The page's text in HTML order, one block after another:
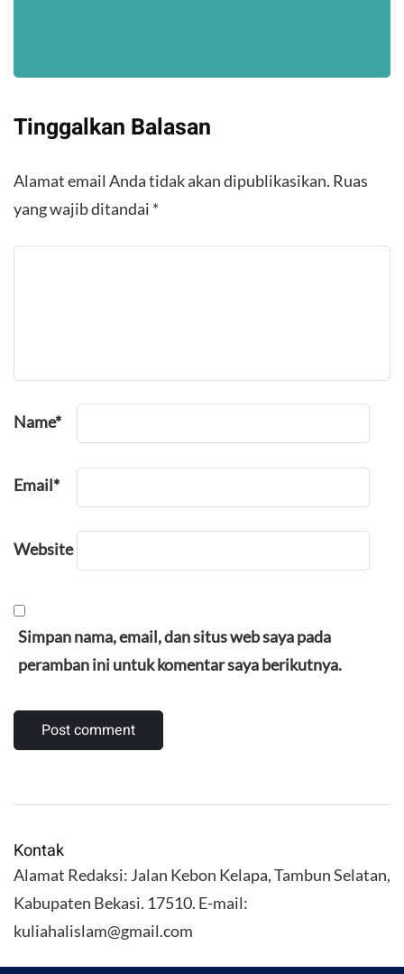
Tinggalkan Balasan
Alamat email Anda tidak akan dipublikasikan. Ruas
yang wajib ditandai *
Name*
Email*
Website
Simpan nama, email, dan situs web saya pada
peramban ini untuk komentar saya berikutnya.
Kontak
Alamat Redaksi: Jalan Kebon Kelapa, Tambun Selatan,
Kabupaten Bekasi. 17510. E-mail:
kuliahalislam@gmail.com